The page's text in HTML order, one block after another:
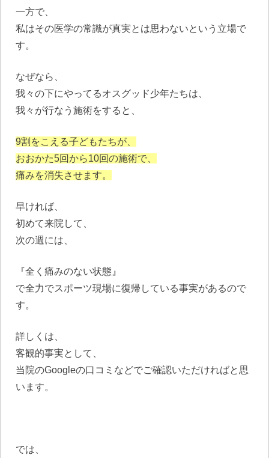
一方で、
私はその医学の常識が真実とは思わないという立場で
す。
なぜなら、
我々の下にやってるオスグッド少年たちは、
我々が行なう施術をすると、
9割をこえる子どもたちが、
おおかた5回から10回の施術で、
痛みを消失させます。
早ければ、
初めて来院して、
次の週には、
『全く痛みのない状態』
で全力でスポーツ現場に復帰している事実があるので
す。
詳しくは、
客観的事実として、
当院のGoogleの口コミなどでご確認いただければと思
います。
では、